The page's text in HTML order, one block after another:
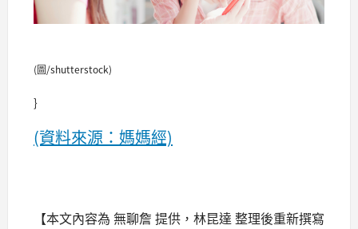
(圖/shutterstock)
}
(資料來源：媽媽經)
【本文內容為 無聊詹 提供，林昆達 整理後重新撰寫